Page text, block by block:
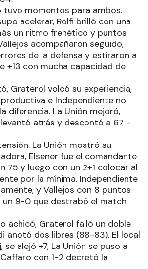
tuvo momentos para ambos.
acelerar, Rolfi brilló con una
un ritmo frenético y puntos
acompañaron seguido,
de la defensa y estiraron a
+13 con mucha capacidad de
Graterol volcó su experiencia,
e Independiente no
diferencia. La Unión mejoró,
atrás y descontó a 67 -
La Unión mostró su
Elsener fue el comandante
75 y luego con un 2+1 colocar al
por la mínima. Independiente
y Vallejos con 8 puntos
un 9-0 que destrabó el match
achicó, Graterol falló un doble
anotó dos libres (88-83). El local
se alejó +7, La Unión se puso a
con 1-2 decretó la